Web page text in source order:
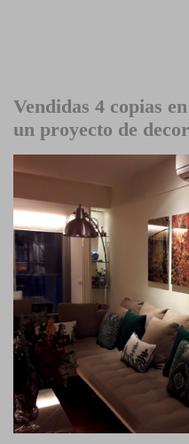
Vendidas 4 copias
un proyecto de